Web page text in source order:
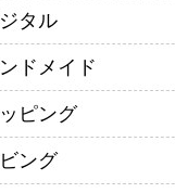
タル
ドメイド
ピング
ング